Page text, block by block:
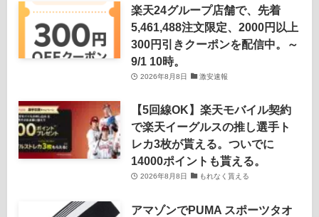
楽天24グループ店舗で、先着
5,461,488注文限定、2000円以上
300円引きクーポンを配信中。～
9/1 10時。
2026年8月8日 激安速報
【5回線OK】楽天モバイル契約
で楽天イーグルスの推し選手ト
レカ3枚が貰える。ついでに
14000ポイントも貰える。
2026年8月8日 もれなく貰える
アマゾンでPUMA スポーツタオ